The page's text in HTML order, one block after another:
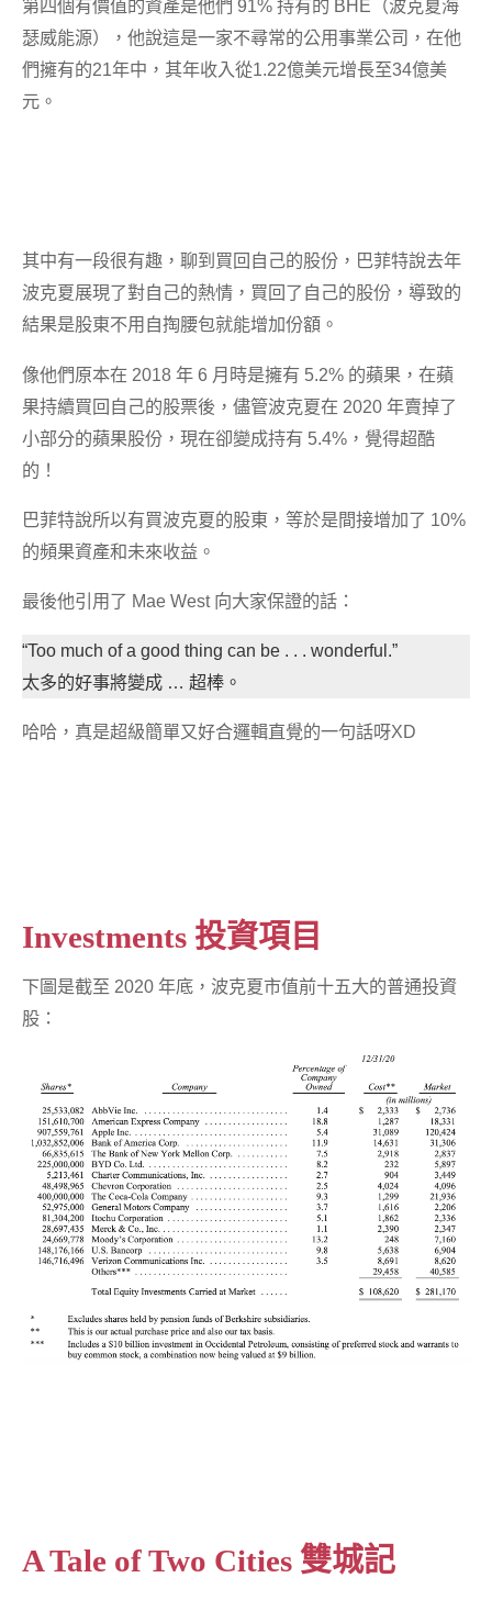
第四個有價值的資產是他們 91% 持有的 BHE（波克夏海
瑟威能源），他說這是一家不尋常的公用事業公司，在他
們擁有的21年中，其年收入從1.22億美元增長至34億美
元。
其中有一段很有趣，聊到買回自己的股份，巴菲特說去年
波克夏展現了對自己的熱情，買回了自己的股份，導致的
結果是股東不用自掏腰包就能增加份額。
像他們原本在 2018 年 6 月時是擁有 5.2% 的蘋果，在蘋
果持續買回自己的股票後，儘管波克夏在 2020 年賣掉了
小部分的蘋果股份，現在卻變成持有 5.4%，覺得超酷
的！
巴菲特說所以有買波克夏的股東，等於是間接增加了 10%
的頻果資產和未來收益。
最後他引用了 Mae West 向大家保證的話：
“Too much of a good thing can be . . . wonderful.”
太多的好事將變成 … 超棒。
哈哈，真是超級簡單又好合邏輯直覺的一句話呀XD
Investments 投資項目
下圖是截至 2020 年底，波克夏市值前十五大的普通投資
股：
A Tale of Two Cities 雙城記